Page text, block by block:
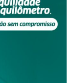
vítima em
a
que
a
força